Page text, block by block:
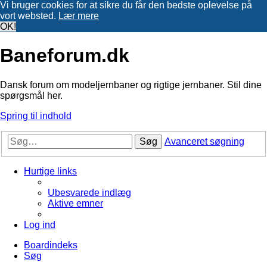
Vi bruger cookies for at sikre du får den bedste oplevelse på
vort websted. Lær mere
OK!
Baneforum.dk
Dansk forum om modeljernbaner og rigtige jernbaner. Stil dine
spørgsmål her.
Spring til indhold
Søg Avanceret søgning
Hurtige links
Ubesvarede indlæg
Aktive emner
Log ind
Boardindeks
Søg